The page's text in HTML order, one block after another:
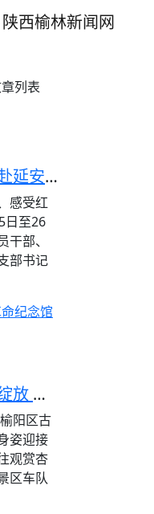
列表
榆阳区古塔镇组织党员干部赴延安绥德开展红色教育
感受红
日至26
部、
部书记
纪念馆
榆阳区古塔镇万亩杏花如约绽放 文旅志愿服务成亮点
阳区古
姿迎接
观赏杏
区车队